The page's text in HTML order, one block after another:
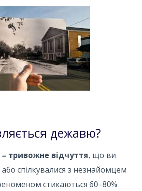
дежавю?
тривожне відчуття, що ви
спілкувалися з незнайомцем
стикаються 60–80%